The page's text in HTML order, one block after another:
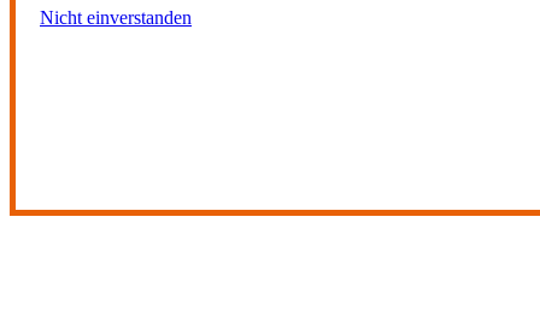
Nicht einverstanden